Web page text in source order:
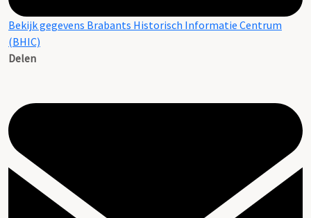
Bekijk gegevens Brabants Historisch Informatie Centrum
(BHIC)
Delen